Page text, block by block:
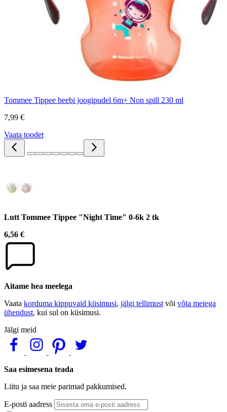
Tommee Tippee beebi joogipudel 6m+ Non spill 230 ml
7,99 €
Vaata toodet
Lutt Tommee Tippee "Night Time" 0-6k 2 tk
6,56 €
Aitame hea meelega
Vaata korduma kippuvaid küsimusi, jälgi tellimust või võta meiega
ühendust, kui sul on küsimusi.
Jälgi meid
Saa esimesena teada
Liitu ja saa meie parimad pakkumised.
E-posti aadress